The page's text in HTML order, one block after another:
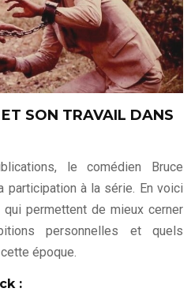
SON TRAVAIL DANS
le comédien Bruce
participation à la série. En voici
permettent de mieux cerner
personnelles et quels
époque.
: